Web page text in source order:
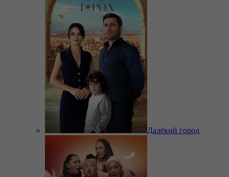
Далёкий город